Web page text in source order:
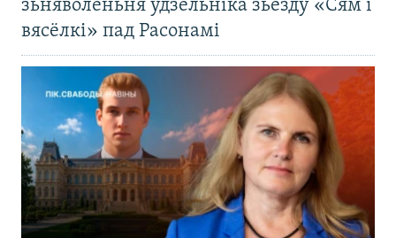
зьняволеньня ўдзельніка зьезду «Сям’і
вясёлкі» пад Расонамі